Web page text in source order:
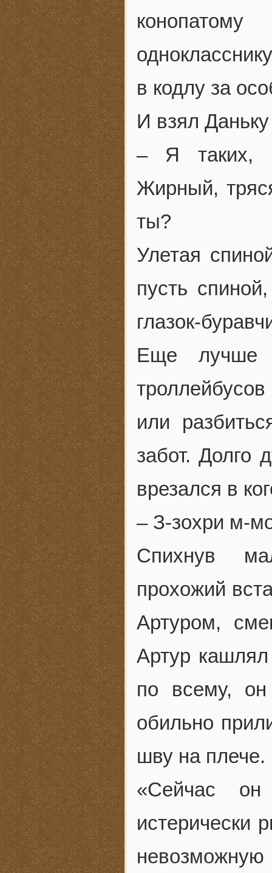
в кодлу за
И взял Даньку
– Я таких,
Жирный,
ты?
Улетая
пусть
глазок-
Еще лучше
или
забот. Долго
врезался в
– З-зохри м-
Спихнув
прохожий
Артуром,
Артур
по всему,
обильно
шву на плече.
«Сейчас
истерически